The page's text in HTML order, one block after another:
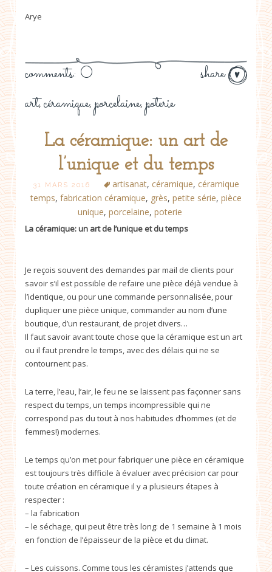
Arye
share
comments: 0
art, céramique, porcelaine, poterie
La céramique: un art de
l’unique et du temps
31 MARS 2016 artisanat, céramique, céramique
temps, fabrication céramique, grès, petite série, pièce
unique, porcelaine, poterie
La céramique: un art de l’unique et du temps
Je reçois souvent des demandes par mail de clients pour
savoir s’il est possible de refaire une pièce déjà vendue à
l’identique, ou pour une commande personnalisée, pour
dupliquer une pièce unique, commander au nom d’une
boutique, d’un restaurant, de projet divers…
Il faut savoir avant toute chose que la céramique est un art
ou il faut prendre le temps, avec des délais qui ne se
contournent pas.
La terre, l’eau, l’air, le feu ne se laissent pas façonner sans
respect du temps, un temps incompressible qui ne
correspond pas du tout à nos habitudes d’hommes (et de
femmes!) modernes.
Le temps qu’on met pour fabriquer une pièce en céramique
est toujours très difficile à évaluer avec précision car pour
toute création en céramique il y a plusieurs étapes à
respecter :
– la fabrication
– le séchage, qui peut être très long: de 1 semaine à 1 mois
en fonction de l’épaisseur de la pièce et du climat.
– Les cuissons. Comme tous les céramistes j’attends que